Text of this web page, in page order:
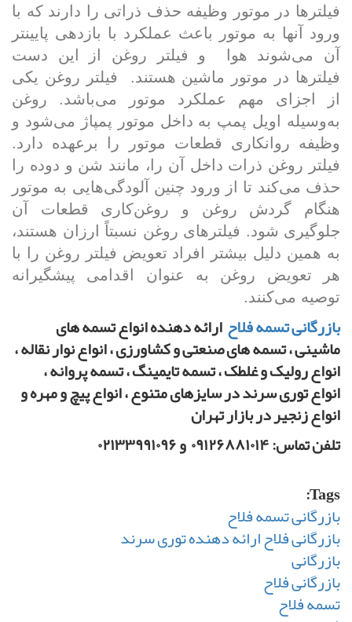
فیلتر­ها در موتور وظیفه حذف ذراتی را دارند که با
ورود آن­ها به موتور باعث عملکرد با بازدهی پایین­­تر
آن می­‌شوند هوا
و فیلتر روغن از این دست
فیلترها در موتور ماشین هستند. فیلتر روغن یکی
از اجزای مهم عملکرد موتور می­‌باشد. روغن
به‌وسیله اویل پمپ به داخل موتور پمپاژ می‌شود و
وظیفه روانکاری قطعات موتور را برعهده دارد.
فیلتر روغن ذرات داخل آن را، مانند شن و دوده را
حذف می­‌کند تا از ورود چنین آلودگی‌هایی به موتور
هنگام گردش روغن و روغن‌کاری قطعات آن
جلوگیری شود. فیلترهای روغن نسبتاً ارزان هستند،
به همین دلیل بیشتر افراد تعویض فیلتر روغن را با
هر تعویض روغن به عنوان اقدامی پیشگیرانه
توصیه می­‌کنند.
بازرگانی تسمه فلاحارائه دهنده انواع تسمه های
ماشینی ، تسمه های صنعتی و کشاورزی ، انواع نوار نقاله ،
انواع رولیک و غلطک ، تسمه تایمینگ ، تسمه پروانه ،
انواع توری سرند در سایزهای متنوع ، انواع پیچ و مهره و
انواع زنجیر در بازار تهران
تلفن تماس: ۰۹۱۲۶۸۸۱۰۱۴ و ۰۲۱۳۳۹۹۱۰۹۶
Tags:
بازرگانی تسمه فلاح
بازرگانی فلاح ارائه دهنده توری سرند
بازرگانی
بازرگانی فلاح
تسمه فلاح